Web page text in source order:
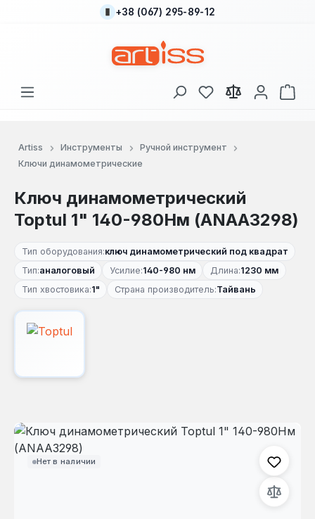
Перейти к основному содержанию
+38 (067) 295-89-12
У вас есть товары
В
Artiss Инструменты
Ручной инструмент
Ключи динамометрические
Ключ динамометрический
Toptul 1" 140-980Нм (ANAA3298)
Тип оборудования:ключ динамометрический под квадрат
Тип:аналоговый Усилие:140-980 нм Длина:1230 мм
Тип хвостовика:1" Страна производитель:Тайвань
Нет в наличии
Пропустить галерею изображений